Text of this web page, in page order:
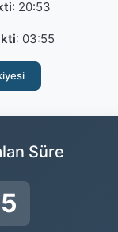
: 20:53
: 03:55
Süre